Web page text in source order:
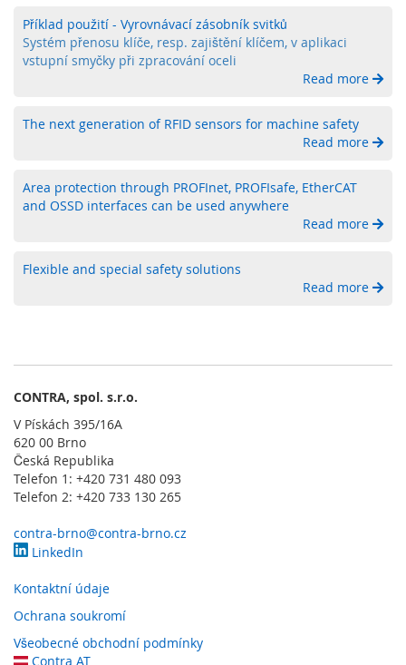
é
B
e
r
v
é
a
b
l
u
ž
n
é
v
l
d
c
í
p
Příklad použití - Vyrovnávací zásobník svitků
Systém přenosu klíče, resp. zajištění klíčem, v aplikaci
vstupní smyčky při zpracování oceli
Read more
The next generation of RFID sensors for machine safety
Read more
Area protection through PROFInet, PROFIsafe, EtherCAT
and OSSD interfaces can be used anywhere
Read more
Flexible and special safety solutions
Read more
CONTRA, spol. s.r.o.
V Pískách 395/16A
620 00 Brno
Česká Republika
Telefon 1: +420 731 480 093
Telefon 2: +420 733 130 265
contra-brno@contra-brno.cz
LinkedIn
Kontaktní údaje
Ochrana soukromí
Všeobecné obchodní podmínky
Contra AT